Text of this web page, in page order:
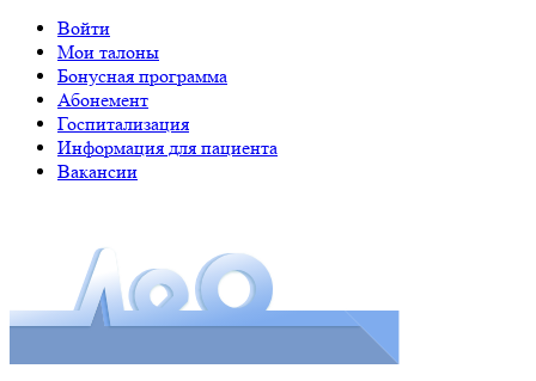
Войти
Мои талоны
Бонусная программа
Абонемент
Госпитализация
Информация для пациента
Вакансии